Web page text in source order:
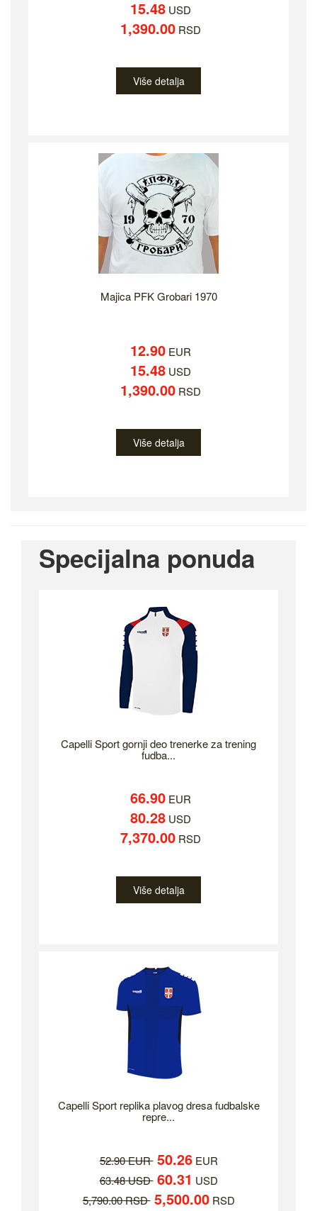
15.48USD
1,390.00RSD
Više detalja
Majica PFK Grobari 1970
12.90EUR
15.48USD
1,390.00RSD
Više detalja
Specijalna ponuda
Capelli Sport gornji deo trenerke za trening
fudba...
66.90EUR
80.28USD
7,370.00RSD
Više detalja
Capelli Sport replika plavog dresa fudbalske
repre...
52.90 EUR 50.26EUR
63.48 USD 60.31 USD
5,790.00 RSD 5,500.00RSD